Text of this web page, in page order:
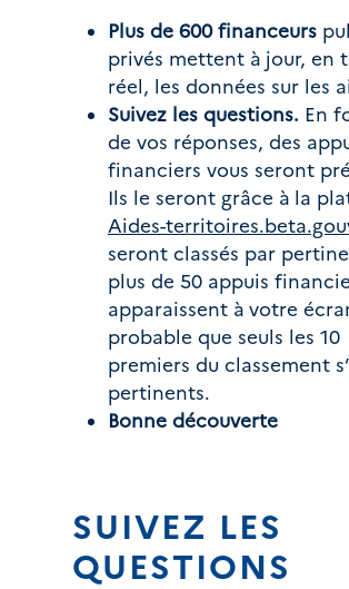
Plus de 600 financeurs
privés mettent à jour, en
réel, les données sur les
Suivez les questions. En
de vos réponses, des
financiers vous seront
Aides-
seront classés par
plus de 50 appuis
apparaissent à votre
probable que seuls les 10
premiers du classement
pertinents.
Bonne découverte
SUIVEZ LES
QUESTIONS